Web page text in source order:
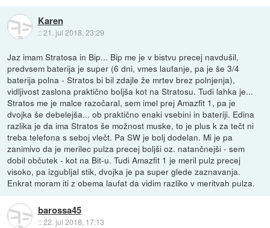
Karen
::21. jul 2018, 23:29
Jaz imam Stratosa in Bip... Bip me je v bistvu precej navdušil,
predvsem baterija je super (6 dni, vmes laufanje, pa je še 3/4
baterija polna - Stratos bi bil zdajle že mrtev brez polnjenja),
vidljivost zaslona praktično boljša kot na Stratosu. Tudi lahka je...
Stratos me je malce razočaral, sem imel prej Amazfit 1, pa je
dvojka še debelejša... ob praktično enaki vsebini in bateriji. Edina
razlika je da ima Stratos še možnost muske, to je plus k za tečt ni
treba telefona s seboj vlečt. Pa SW je bolj dodelan. Mi je pa
zanimivo da je merilec pulza precej boljši oz. natančnejši - sem
dobil občutek - kot na Bit-u. Tudi Amazfit 1 je meril pulz precej
visoko, pa izgubljal stik, dvojka je pa super glede zaznavanja.
Enkrat moram iti z obema laufat da vidim razliko v meritvah pulza.
barossa45
::22. jul 2018, 17:13